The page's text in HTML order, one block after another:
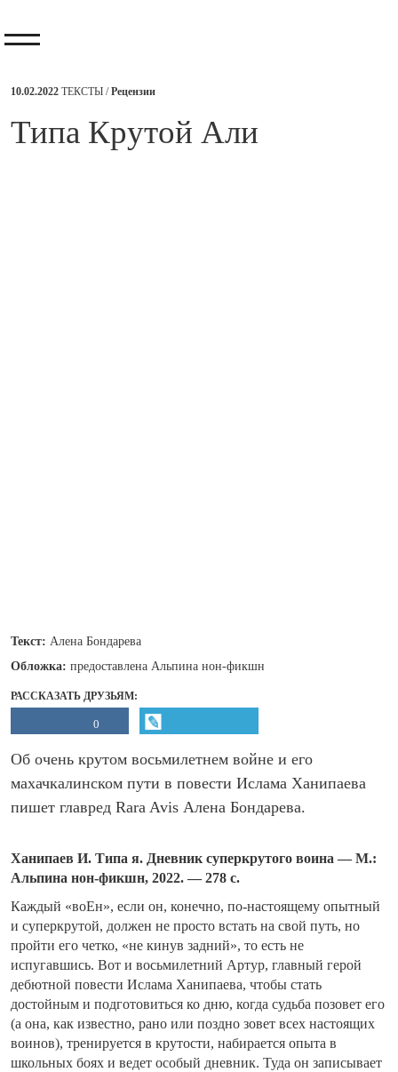
10.02.2022 ТЕКСТЫ /Рецензии
​Типа Крутой Али
Текст: Алена Бондарева
Обложка: предоставлена Альпина нон-фикшн
РАССКАЗАТЬ ДРУЗЬЯМ:
0
Об очень крутом восьмилетнем войне и его
махачкалинском пути в повести Ислама Ханипаева
пишет главред Rara Avis Алена Бондарева.
Ханипаев И. Типа я. Дневник суперкрутого воина — М.:
Альпина нон-фикшн, 2022. — 278 с.
Каждый «воЕн», если он, конечно, по-настоящему опытный
и суперкрутой, должен не просто встать на свой путь, но
пройти его четко, «не кинув задний», то есть не
испугавшись. Вот и восьмилетний Артур, главный герой
дебютной повести Ислама Ханипаева, чтобы стать
достойным и подготовиться ко дню, когда судьба позовет его
(а она, как известно, рано или поздно зовет всех настоящих
воинов), тренируется в крутости, набирается опыта в
школьных боях и ведет особый дневник. Туда он записывает